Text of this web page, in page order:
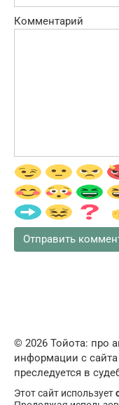
Комментарий
© 2026 Тойота: про
информации с сайта
преследуется в
Этот сайт использует